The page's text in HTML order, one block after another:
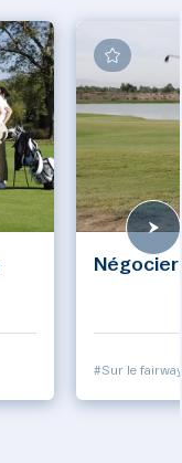
Négocier
#Sur le fairway